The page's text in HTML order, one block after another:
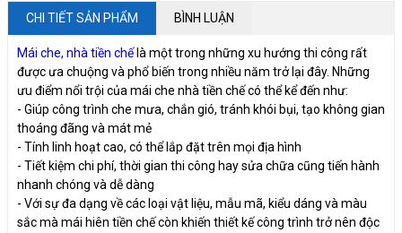
CHI TIẾT SẢN PHẨM BÌNH LUẬN
Mái che, nhà tiền chếlà một trong những xu hướng thi công rất
được ưa chuộng và phổ biến trong nhiều năm trở lại đây. Những
ưu điểm nổi trội của mái che nhà tiền chế có thể kể đến như:
- Giúp công trình che mưa, chắn gió, tránh khói bụi, tạo không gian
thoáng đãng và mát mẻ
- Tính linh hoạt cao, có thể lắp đặt trên mọi địa hình
- Tiết kiệm chi phí, thời gian thi công hay sửa chữa cũng tiến hành
nhanh chóng và dễ dàng
- Với sự đa dạng về các loại vật liệu, mẫu mã, kiểu dáng và màu
sắc mà mái hiên tiền chế còn khiến thiết kế công trình trở nên độc